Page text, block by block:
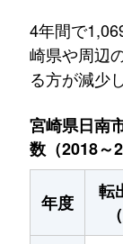
4年間で
崎県や周辺
る方が減少
宮崎県日南
数（2018～
年度
転